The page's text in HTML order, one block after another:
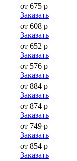
от 675 р
Заказать
от 608 р
Заказать
от 652 р
Заказать
от 576 р
Заказать
от 884 р
Заказать
от 874 р
Заказать
от 749 р
Заказать
от 854 р
Заказать